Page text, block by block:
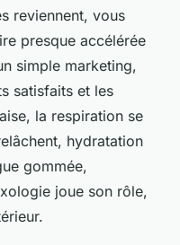
reviennent, vous
presque accélérée
simple marketing,
satisfaits et les
la respiration se
hydratation
gommée,
joue son rôle,